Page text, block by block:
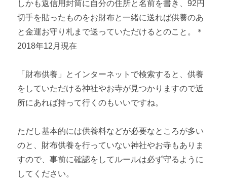
しかも返信用封筒に自分の住所と名前を書き、92円
切手を貼ったものをお財布と一緒に送れば供養のあ
と金運お守り札まで送っていただけるとのこと。＊
2018年12月現在
「財布供養」とインターネットで検索すると、供養
をしていただける神社やお寺が見つかりますので近
所にあれば持って行くのもいいですね。
ただし基本的には供養料などが必要なところが多い
のと、財布供養を行っていない神社やお寺もありま
すので、事前に確認をしてルールは必ず守るように
してください。